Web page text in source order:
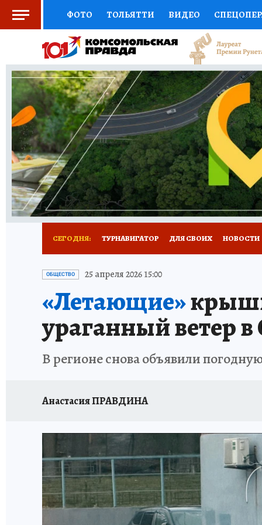
ФОТО ТОЛЬЯТТИ ВИДЕО
СОЦПОДДЕРЖКА НАУКА СПОРТ
ВЫБОР ЭКСПЕРТОВ ДОКТОР
КНИЖНАЯ ПОЛКА ПРОГНОЗЫ НА СПОРТ
ПРЕСС-ЦЕНТР НЕДВИЖИМОСТЬ
КОЛЛЕКЦИИ КП РЕКЛАМА ОБЪЯВЛЕНИЯ
СЕГОДНЯ: ТУРНАВИГАТОР ДЛЯ СВОИХ НОВОСТИ
НАДЕЖНЫЕ РАБОТОДАТЕЛИ
НОВЫЙ ГОД В САМАРЕ КП В МАХ
КУЙБЫШЕВ - ФРОНТУ ИТОГИ ГОДА-2024
ЗАПОВЕДНАЯ РОССИЯ СЧАСТЬЕ В СЕМЬЕ
ОБЩЕСТВО 25 апреля 2026 15:00
«Летающие»
ураганный ветер
В регионе снова объявили
Анастасия ПРАВДИНА